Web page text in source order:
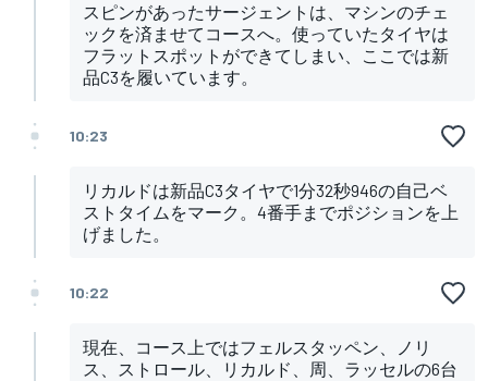
スピンがあったサージェントは、マシンのチェ
ックを済ませてコースへ。使っていたタイヤは
フラットスポットができてしまい、ここでは新
品C3を履いています。
10:23
リカルドは新品C3タイヤで1分32秒946の自己ベ
ストタイムをマーク。4番手までポジションを上
げました。
10:22
現在、コース上ではフェルスタッペン、ノリ
ス、ストロール、リカルド、周、ラッセルの6台